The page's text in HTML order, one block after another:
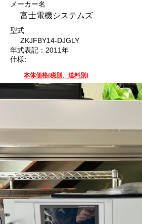
メーカー名
富士電機システムズ
型式
ZKJFBY14-DJGLY
年式表記：2011年
仕様:
本体価格(税別、送料別)